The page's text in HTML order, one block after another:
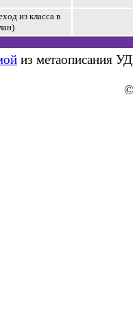
из класса в
из метаописания